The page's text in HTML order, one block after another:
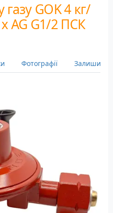
газу GOK 4 кг/
AG G1/2 ПСК
Фотографії Залишити